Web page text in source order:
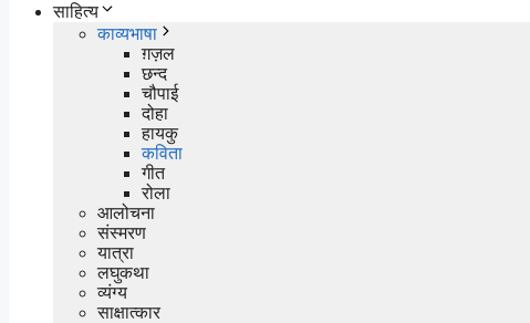
साहित्य
काव्यभाषा
ग़ज़ल
छन्द
चौपाई
दोहा
हायकु
कविता
गीत
रोला
आलोचना
संस्मरण
यात्रा
लघुकथा
व्यंग्य
साक्षात्कार